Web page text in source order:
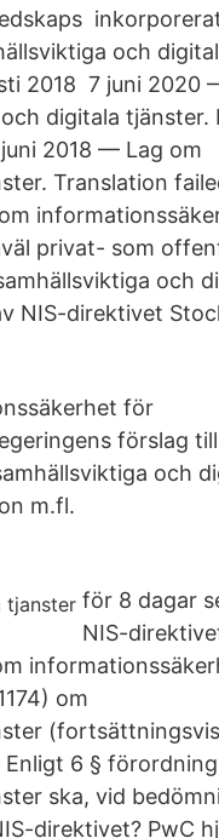
och
2018 7 juni 2020
digitala tjänster.
2018 — Lag om
Translation
privat- som
och
NIS-direktivet
för
förslag
och
m.fl.
för 8 dagar
NIS-
om
(fortsättningsvis
6 §
ska, vid
direktivet? PwC